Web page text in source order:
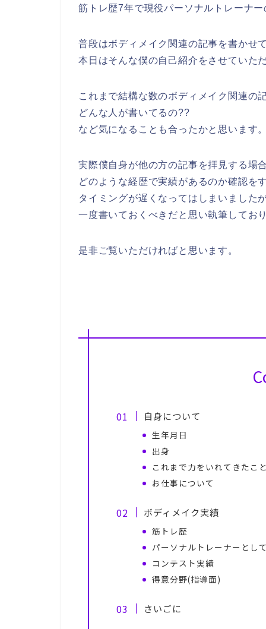
筋トレ歴7年で現役パーソナルトレーナ
普段はボディメイク関連の記事を書かせ
本日はそんな僕の自己紹介をさせていた
これまで結構な数のボディメイク関連の
どんな人が書いてるの??
など気になることも合ったかと思います
実際僕自身が他の方の記事を拝見する場
どのような経歴で実績があるのか確認を
タイミングが遅くなってはしまいました
一度書いておくべきだと思い執筆してお
是非ご覧いただければと思います。
自身について
生年月日
出身
これまで力をいれてきたこ
お仕事について
ボディメイク実績
筋トレ歴
パーソナルトレーナーとし
コンテスト実績
得意分野(指導面)
さいごに